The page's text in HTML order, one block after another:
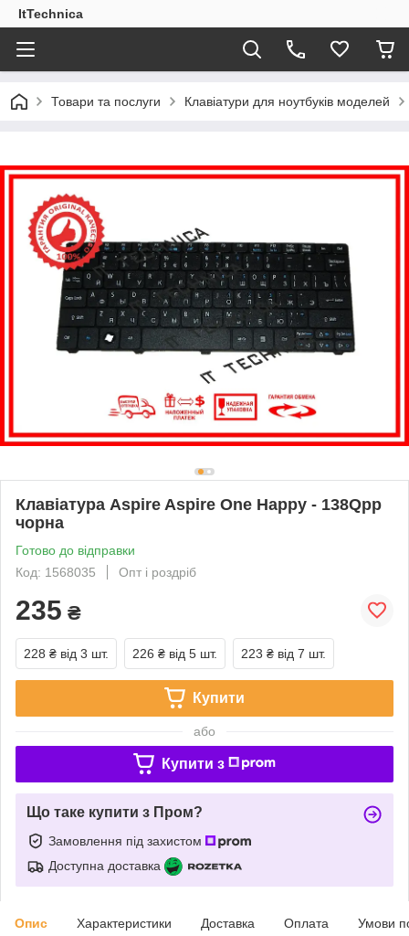
ItTechnica
Товари та послуги Клавіатури для ноутбуків моделей
Клавіатура Aspire Aspire One Happy - 138Qpp
чорна
Готово до відправки
Код: 1568035
Опт і роздріб
235 ₴
228 ₴ від 3 шт. 226 ₴ від 5 шт. 223 ₴ від 7 шт.
Купити
або
Купити з
Що таке купити з Пром?
Замовлення під захистом
Доступна доставка
Опис Характеристики Доставка Оплата Умови